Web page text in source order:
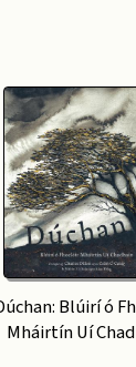
Blúirí ó
Mháirtín Uí